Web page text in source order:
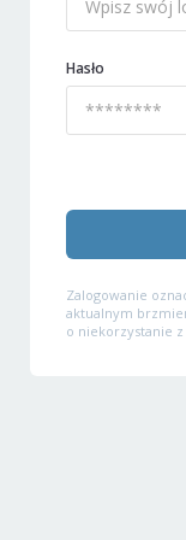
Hasło
Zalogowanie
aktualnym
o niekorzystanie z